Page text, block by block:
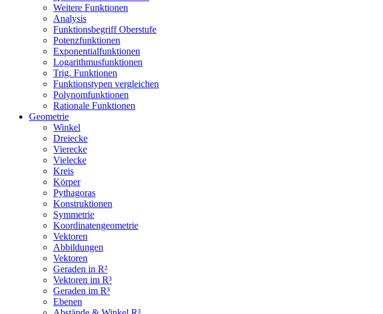
Weitere Funktionen
Analysis
Funktionsbegriff Oberstufe
Potenzfunktionen
Exponentialfunktionen
Logarithmusfunktionen
Trig. Funktionen
Funktionstypen vergleichen
Polynomfunktionen
Rationale Funktionen
Geometrie
Winkel
Dreiecke
Vierecke
Vielecke
Kreis
Körper
Pythagoras
Konstruktionen
Symmetrie
Koordinatengeometrie
Vektoren
Abbildungen
Vektoren
Geraden in R²
Vektoren im R³
Geraden im R³
Ebenen